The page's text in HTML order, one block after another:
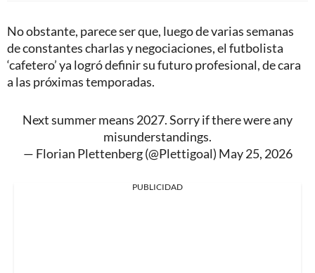
No obstante, parece ser que, luego de varias semanas
de constantes charlas y negociaciones, el futbolista
‘cafetero’ ya logró definir su futuro profesional, de cara
a las próximas temporadas.
Next summer means 2027. Sorry if there were any
misunderstandings.
— Florian Plettenberg (@Plettigoal) May 25, 2026
PUBLICIDAD